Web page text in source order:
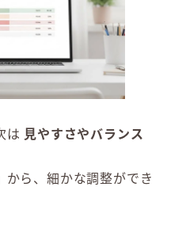
は 見やすさやバランス
ら、細かな調整ができ